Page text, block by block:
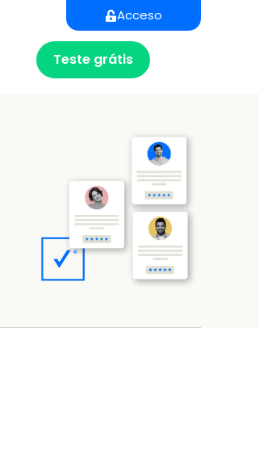
Acceso
Teste grátis